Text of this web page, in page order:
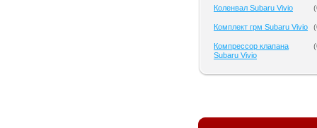
Коленвал Subaru Vivio (
Комплект грм Subaru Vivio (
Компрессор клапана
Subaru Vivio
(